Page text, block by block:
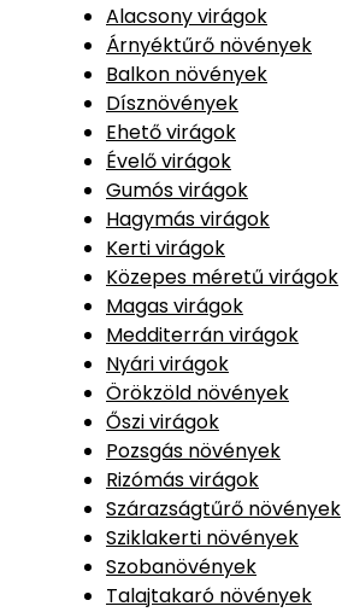
Alacsony virágok
Árnyéktűrő növények
Balkon növények
Dísznövények
Ehető virágok
Évelő virágok
Gumós virágok
Hagymás virágok
Kerti virágok
Közepes méretű virágok
Magas virágok
Medditerrán virágok
Nyári virágok
Örökzöld növények
Őszi virágok
Pozsgás növények
Rizómás virágok
Szárazságtűrő növények
Sziklakerti növények
Szobanövények
Talajtakaró növények